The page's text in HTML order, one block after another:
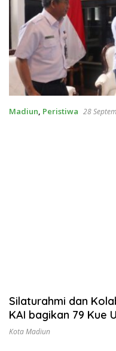
Madiun, Peristiwa 28
Silaturahmi dan
KAI bagikan 79 Kue
Peringatan HUT ke-79
Kota Madiun